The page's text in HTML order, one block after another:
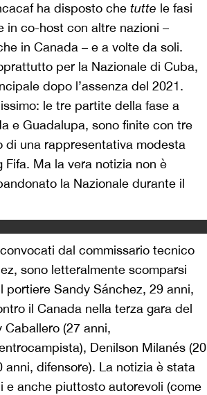
ha disposto che tutte le fasi
in co-host con altre nazioni –
in Canada – e a volte da soli.
per la Nazionale di Cuba,
dopo l’assenza del 2021.
le tre partite della fase a
e Guadalupa, sono finite con tre
di una rappresentativa modesta
Ma la vera notizia non è
la Nazionale durante il
dal commissario tecnico
sono letteralmente scomparsi
portiere Sandy Sánchez, 29 anni,
il Canada nella terza gara del
(27 anni,
Denilson Milanés (20
difensore). La notizia è stata
anche piuttosto autorevoli (come